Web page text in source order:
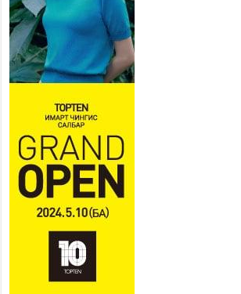
2026 оны 7 сар 27 / 9 цаг 51 минут
“Хөдөө аж ахуй, хөдөөгийн
хөгжил төслийн 2 дахь шат”
төслийн хүрээнд 4 банктай
дамжуулан зээлдүүлэх гэрээ
байгууллаа
2026 оны 7 сар 27 / 9 цаг 40 минут
УИХ-ын гишүүн С.Зулпхар: Иргэдийн санал
хууль тогтоох үйл ажиллагааны чухал үндэс
2026 оны 7 сар 27 / 9 цаг 19 минут
Ерөнхий хяналтын хоёр удаагийн сонсголд 345
хүн оролцжээ
2026 оны 7 сар 27 / 9 цаг 13 минут
Хянан шалгах түр хорооны нотлох баримттай
нээлттэй танилцах боломжтой боллоо.
2026 оны 7 сар 23 / 15 цаг 58 минут